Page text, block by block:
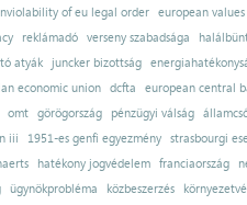
of eu legal order
european values
reklámadó verseny szabadsága
atyák juncker bizottság
economic union dcfta
european central
omt görögország pénzügyi válság
iii 1951-es genfi egyezmény
strasbourgi
hatékony jogvédelem franciaország
ügynökprobléma közbeszerzés